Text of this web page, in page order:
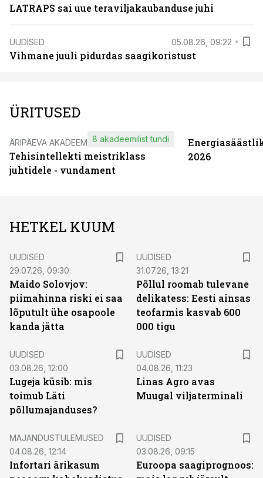
LATRAPS sai uue teraviljakaubanduse juhi
UUDISED 05.08.26, 09:22
Vihmane juuli pidurdas saagikoristust
ÜRITUSED
ÄRIPÄEVA AKADEEMIA
Tehisintellekti meistriklass
juhtidele - vundament
8 akadeemilist tundi
2026
HETKEL KUUM
UUDISED
29.07.26, 09:30
Maido Solovjov:
piimahinna riski ei saa
lõputult ühe osapoole
kanda jätta
UUDISED
31.07.26, 13:21
Põllul roomab tulevane
delikatess: Eesti ainsas
teofarmis kasvab 600
000 tigu
UUDISED
03.08.26, 12:00
Lugeja küsib: mis
toimub Läti
põllumajanduses?
UUDISED
04.08.26, 11:23
Linas Agro avas
Muugal viljaterminali
MAJANDUSTULEMUSED
04.08.26, 12:14
Infortari ärikasum
UUDISED
03.08.26, 09:15
Euroopa saagiprognoos: